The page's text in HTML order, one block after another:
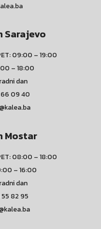
Sarajevo
09:00 – 19:00
– 18:00
dan
66 09 40
Mostar
08:00 – 18:00
– 16:00
dan
55 82 95